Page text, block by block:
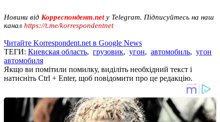
Новини від Корреспондент.netу Telegram. Підписуйтесь на наш
канал https://t.me/korrespondentnet
Читайте Korrespondent.net в Google News
ТЕГИ: Киевская область, грузовик, угон, автомобиль, угон
автомобиля
Якщо ви помітили помилку, виділіть необхідний текст і
натисніть Ctrl + Enter, щоб повідомити про це редакцію.